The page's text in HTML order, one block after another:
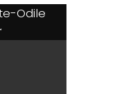
Odile